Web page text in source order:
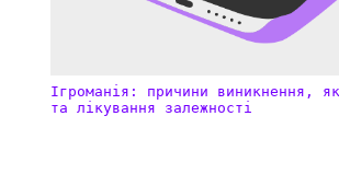
Ігроманія: причини виникнення,
та лікування залежності